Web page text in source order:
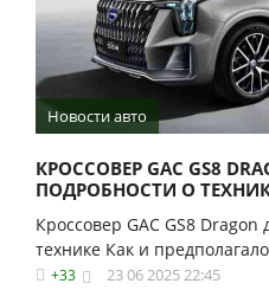
Новости авто
КРОССОВЕР GAC GS8
ПОДРОБНОСТИ О
Кроссовер GAC GS8
технике Как и
+33 23 06 2025 22:45